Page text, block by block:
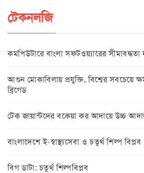
টেকনলজি
কমপিউটারে বাংলা সফটওয়্যারের
আগুন মোকাবিলায় প্রযুক্তি, বিশ্বের সবচেয়ে
ব্রিগেড
টেক জায়ান্টদের বকেয়া কর আদায়ে উচ্চ
বাংলাদেশে ই-স্বাস্থ্যসেবা ও চতুর্থ শিল্প বিপ্লব
বিগ ডাটা: চতুর্থ শিল্পবিপ্লব